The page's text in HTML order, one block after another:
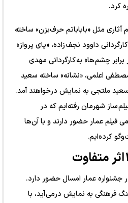
کرد.
مثل «با‌باباتم حرف‌بزن» ساخته
داوود نجف زاده، «پای پرواز»
چشم ها» به کارگردانی مهدی
مصطفی اعلمی، «نشانه» ساخته سعید
سعید ملتجی به نمایش درخواهند آمد.
ساز شهرمان رفته‌ایم که در
فیلم عمار حضور دارند و با آن‌ها
کرده‌ایم.
جشنواره عمار امسال حضور دارد.
به نمایش درمی آید، با